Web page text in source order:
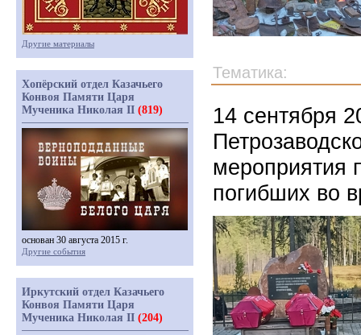
Тематика:
14 сентября
мероприятия
погибших во
Другие материалы
Хопёрский отдел Казачьего
Конвоя Памяти Царя
Мученика Николая II (819)
основан 30 августа 2015 г.
Другие события
Иркутский отдел Казачьего
Конвоя Памяти Царя
Мученика Николая II (204)